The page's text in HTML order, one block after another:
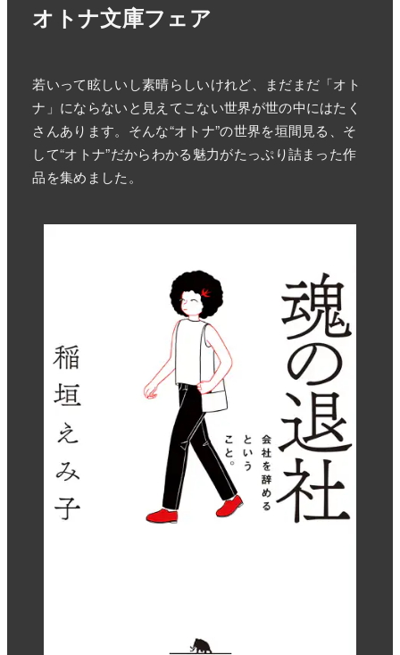
オトナ文庫フェア
若いって眩しいし素晴らしいけれど、まだまだ「オト
ナ」にならないと見えてこない世界が世の中にはたく
さんあります。そんな“オトナ”の世界を垣間見る、そ
して“オトナ”だからわかる魅力がたっぷり詰まった作
品を集めました。